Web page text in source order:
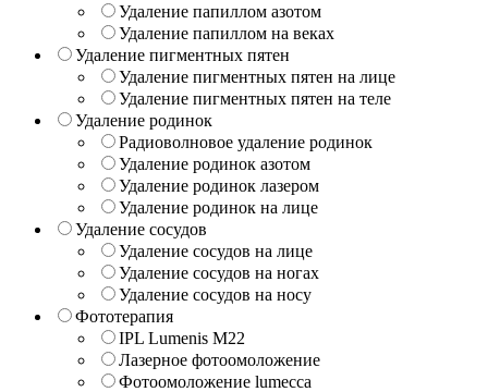
Удаление папиллом азотом
Удаление папиллом на веках
Удаление пигментных пятен
Удаление пигментных пятен на лице
Удаление пигментных пятен на теле
Удаление родинок
Радиоволновое удаление родинок
Удаление родинок азотом
Удаление родинок лазером
Удаление родинок на лице
Удаление сосудов
Удаление сосудов на лице
Удаление сосудов на ногах
Удаление сосудов на носу
Фототерапия
IPL Lumenis M22
Лазерное фотоомоложение
Фотоомоложение lumecca